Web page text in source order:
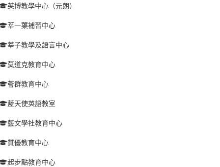
英博教學中心（元朗）
莘一葉補習中心
莘子教學及語言中心
莫道克教育中心
薈群教育中心
藍天使英語教室
藝文學社教育中心
質優教育中心
起步點教育中心